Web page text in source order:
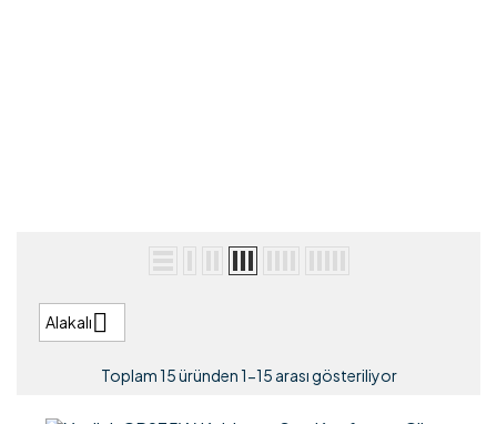
Alakalı
Toplam 15 üründen 1-15 arası gösteriliyor